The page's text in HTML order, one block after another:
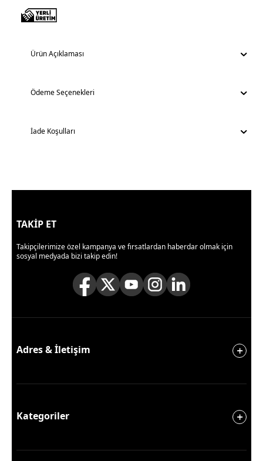
Ürün Açıklaması
Ödeme Seçenekleri
İade Koşulları
TAKİP ET
Takipçilerimize özel kampanya ve fırsatlardan haberdar olmak için
sosyal medyada bizi takip edin!
Adres & İletişim
Kategoriler